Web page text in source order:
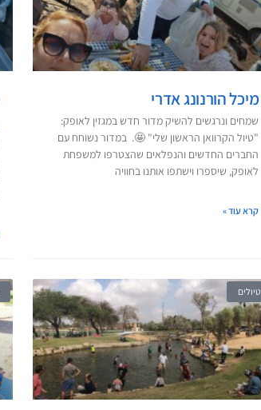
מיכל הורנונג אדרי
שמחים ונרגשים להשיק מדור חדש במגזין לאופק:
"טיול הקרוואן הראשון שלי" 🤩. במדור נשוחח עם
החברים החדשים והנפלאים שהצטרפו למשפחת
לאופק, שיספרו וישתפו אותנו בחוויה
קרא עוד »
טיולים